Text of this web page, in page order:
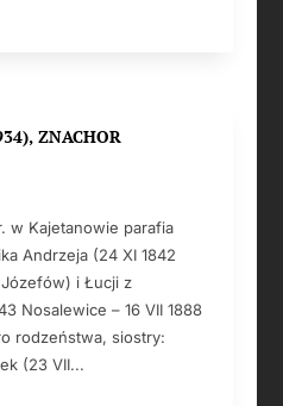
ZNACHOR
w Kajetanowie parafia
Andrzeja (24 XI 1842
Józefów) i Łucji z
Nosalewice – 16 VII 1888
rodzeństwa, siostry:
(23 VII...